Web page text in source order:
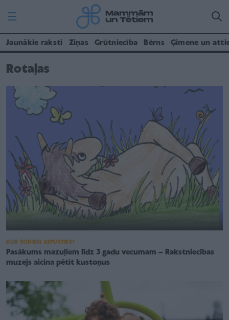
Jaunākie raksti Ziņas Grūtniecība Bērns Ģimene un
Rotaļas
KUR ŠODIEN ATPŪSTIES?
Pasākums mazuļiem līdz 3 gadu vecumam – Rakstniecības
muzejs aicina pētīt kustoņus